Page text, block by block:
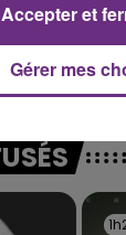
DU
en
Gérer mes
Accepter et